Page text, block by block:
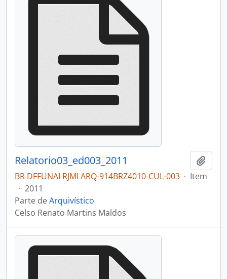
Relatorio03_ed003_2011
BR DFFUNAI RJMI ARQ-914BRZ4010-CUL-003 · Item
· 2011
Parte deArquivístico
Celso Renato Martins Maldos